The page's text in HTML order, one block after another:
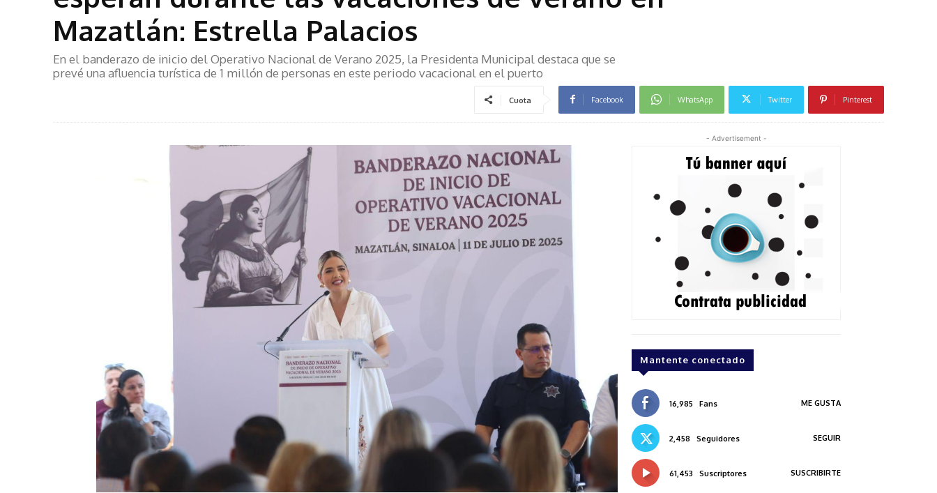
Mazatlán: Estrella Palacios
En el banderazo de inicio del Operativo Nacional de Verano 2025, la Presidenta Municipal destaca que se
prevé una afluencia turística de 1 millón de personas en este periodo vacacional en el puerto
Cuota Facebook WhatsApp Twitter Pinterest
- Advertisement -
Mantente conectado
16,985 Fans ME GUSTA
2,458 Seguidores SEGUIR
61,453 Suscriptores SUSCRIBIRTE